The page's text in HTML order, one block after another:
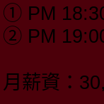
① PM
② PM
月薪資：